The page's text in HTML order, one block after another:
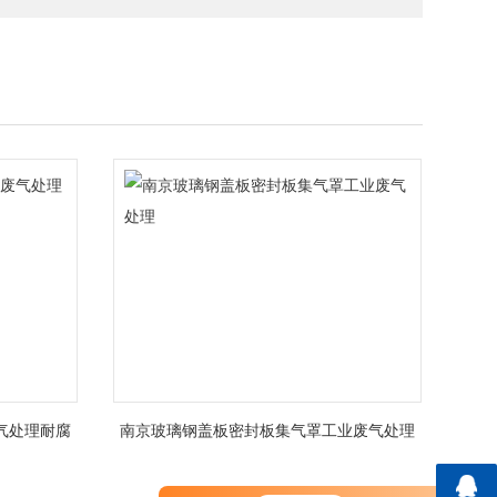
处理耐腐
南京玻璃钢盖板密封板集气罩工业废气处理